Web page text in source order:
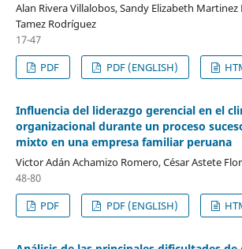
Alan Rivera Villalobos, Sandy Elizabeth Martinez
Tamez Rodríguez
17-47
PDF
PDF (ENGLISH)
Influencia del liderazgo gerencial en el
organizacional durante un proceso
mixto en una empresa familiar peruana
Victor Adán Achamizo Romero, César Astete Flor
48-80
PDF
PDF (ENGLISH)